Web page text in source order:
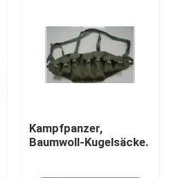
Weste
Kampfpanzer,
Baumwoll-Kugelsäcke.